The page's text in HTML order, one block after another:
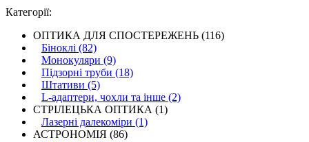
Категорії:
ОПТИКА ДЛЯ СПОСТЕРЕЖЕНЬ (116)
Біноклі (82)
Монокуляри (9)
Підзорні труби (18)
Штативи (5)
L-адаптери, чохли та інше (2)
СТРІЛЕЦЬКА ОПТИКА (1)
Лазерні далекоміри (1)
АСТРОНОМІЯ (86)